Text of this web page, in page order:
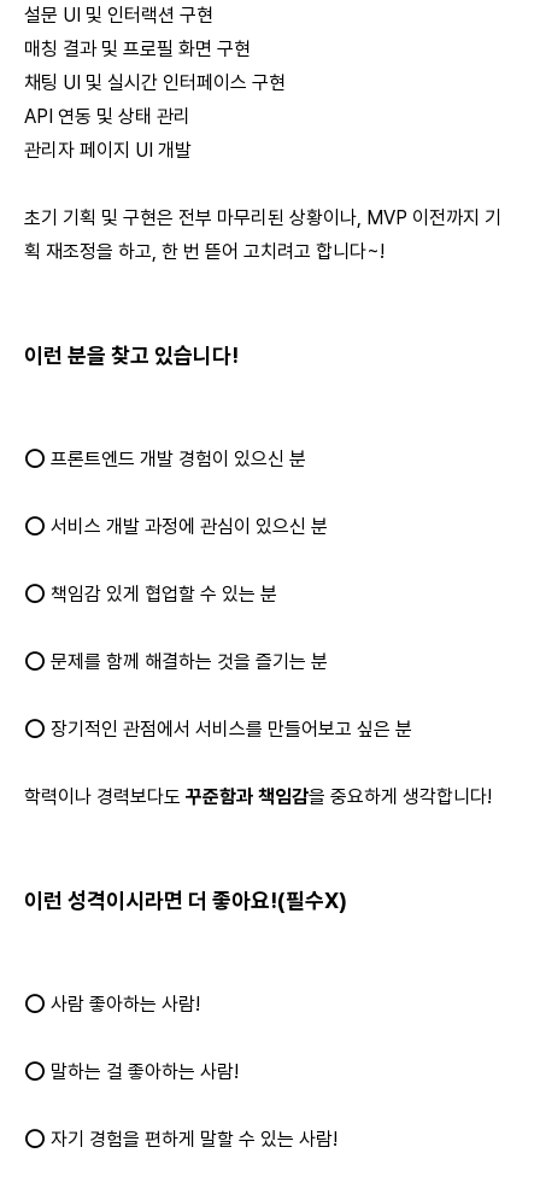
설문 UI 및 인터랙션 구현
매칭 결과 및 프로필 화면 구현
채팅 UI 및 실시간 인터페이스 구현
API 연동 및 상태 관리
관리자 페이지 UI 개발
초기 기획 및 구현은 전부 마무리된 상황이나, MVP 이전까지 기
획 재조정을 하고, 한 번 뜯어 고치려고 합니다~!
이런 분을 찾고 있습니다!
⭕ 프론트엔드 개발 경험이 있으신 분
⭕ 서비스 개발 과정에 관심이 있으신 분
⭕ 책임감 있게 협업할 수 있는 분
⭕ 문제를 함께 해결하는 것을 즐기는 분
⭕ 장기적인 관점에서 서비스를 만들어보고 싶은 분
학력이나 경력보다도 꾸준함과 책임감을 중요하게 생각합니다!
이런 성격이시라면 더 좋아요!(필수X)
⭕ 사람 좋아하는 사람!
⭕ 말하는 걸 좋아하는 사람!
⭕ 자기 경험을 편하게 말할 수 있는 사람!